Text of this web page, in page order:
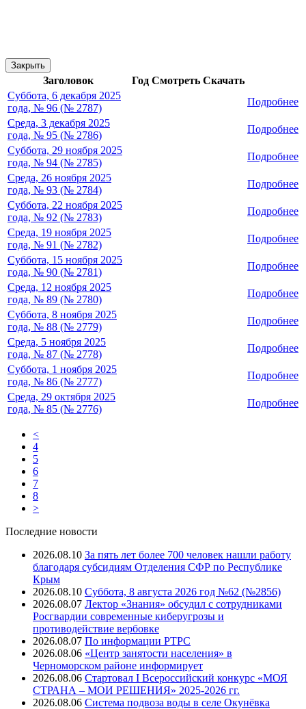
Закрыть
Заголовок Год Смотреть Скачать
Суббота, 6 декабря 2025
года, № 96 (№ 2787)
Подробнее
Среда, 3 декабря 2025
года, № 95 (№ 2786)
Подробнее
Суббота, 29 ноября 2025
года, № 94 (№ 2785)
Подробнее
Среда, 26 ноября 2025
года, № 93 (№ 2784)
Подробнее
Суббота, 22 ноября 2025
года, № 92 (№ 2783)
Подробнее
Среда, 19 ноября 2025
года, № 91 (№ 2782)
Подробнее
Суббота, 15 ноября 2025
года, № 90 (№ 2781)
Подробнее
Среда, 12 ноября 2025
года, № 89 (№ 2780)
Подробнее
Суббота, 8 ноября 2025
года, № 88 (№ 2779)
Подробнее
Среда, 5 ноября 2025
года, № 87 (№ 2778)
Подробнее
Суббота, 1 ноября 2025
года, № 86 (№ 2777)
Подробнее
Среда, 29 октября 2025
года, № 85 (№ 2776)
Подробнее
<
4
5
6
7
8
>
Последние новости
2026.08.10 За пять лет более 700 человек нашли работу
благодаря субсидиям Отделения СФР по Республике
Крым
2026.08.10 Суббота, 8 августа 2026 год №62 (№2856)
2026.08.07 Лектор «Знания» обсудил с сотрудниками
Росгвардии современные киберугрозы и
противодействие вербовке
2026.08.07 ⁠По информации РТРС
2026.08.06 «Центр занятости населения» в
Черноморском районе информирует
2026.08.06 Стартовал I Всероссийский конкурс «МОЯ
СТРАНА – МОИ РЕШЕНИЯ» 2025-2026 гг.
2026.08.06 Система подвоза воды в селе Окунёвка